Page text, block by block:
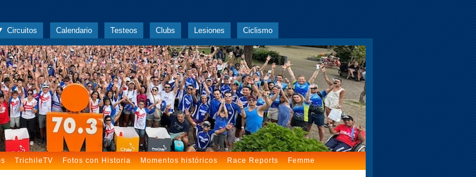
Circuitos Calendario Testeos Clubs Lesiones Ciclismo
TrichileTV Fotos con Historia Momentos históricos Race Reports Femme